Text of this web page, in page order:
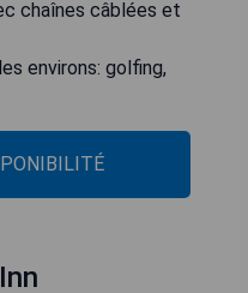
chaînes câblées et
environs: golfing,